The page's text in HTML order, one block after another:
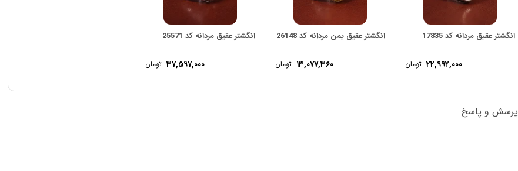
انگشتر عقیق مردانه کد 17835
۲۲,۹۹۲,۰۰۰ تومان
انگشتر عقیق یمن مردانه کد 26148
۱۳,۰۷۷,۳۶۰ تومان
انگشتر عقیق مردانه کد 25571
۳۷,۵۹۷,۰۰۰ تومان
پرسش و پاسخ